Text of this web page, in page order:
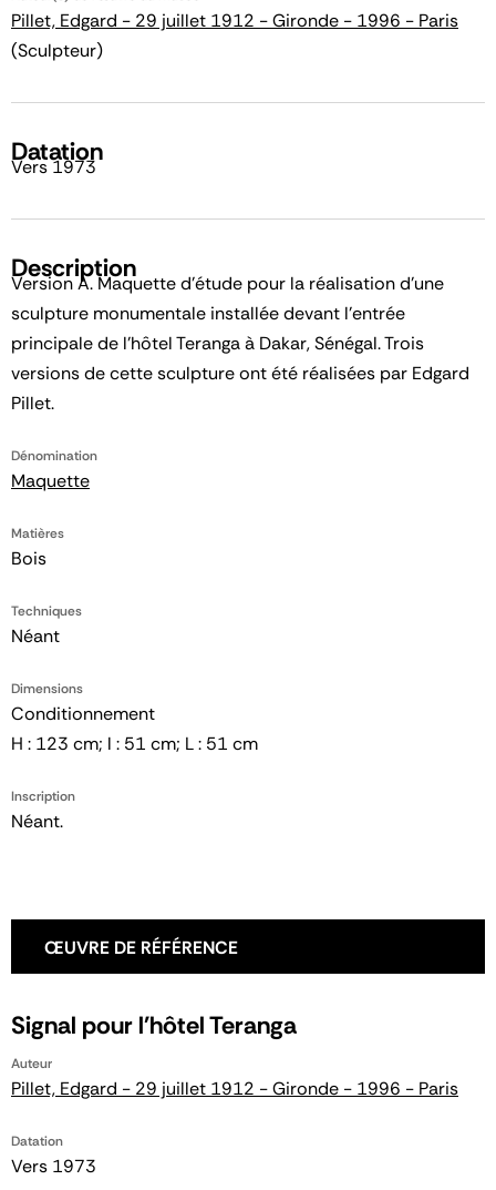
Pillet, Edgard - 29 juillet 1912 - Gironde - 1996 - Paris
(Sculpteur)
Datation
Vers 1973
Description
Version A. Maquette d'étude pour la réalisation d'une
sculpture monumentale installée devant l'entrée
principale de l'hôtel Teranga à Dakar, Sénégal. Trois
versions de cette sculpture ont été réalisées par Edgard
Pillet.
Dénomination
Maquette
Matières
Bois
Techniques
Néant
Dimensions
Conditionnement
H : 123 cm; l : 51 cm; L : 51 cm
Inscription
Néant.
ŒUVRE DE RÉFÉRENCE
Signal pour l'hôtel Teranga
Auteur
Pillet, Edgard - 29 juillet 1912 - Gironde - 1996 - Paris
Datation
Vers 1973